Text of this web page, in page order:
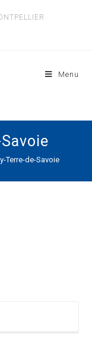
Menu
Terre-de-Savoie